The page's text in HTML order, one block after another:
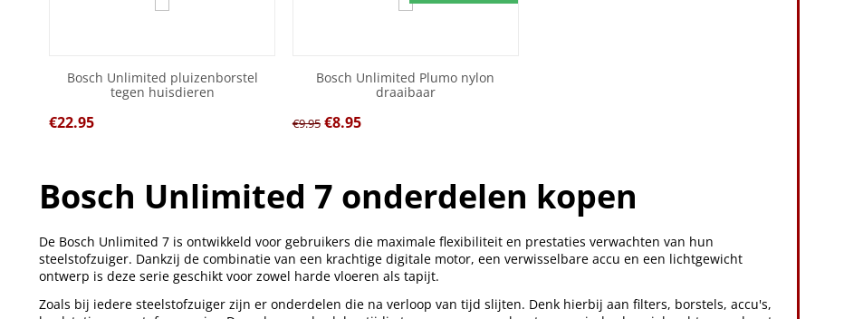
Bosch Unlimited pluizenborstel
tegen huisdieren
€22.95
Bosch Unlimited Plumo nylon
draaibaar
€9.95 €8.95
Bosch Unlimited 7 onderdelen kopen
De Bosch Unlimited 7 is ontwikkeld voor gebruikers die maximale flexibiliteit en prestaties verwachten van hun
steelstofzuiger. Dankzij de combinatie van een krachtige digitale motor, een verwisselbare accu en een lichtgewicht
ontwerp is deze serie geschikt voor zowel harde vloeren als tapijt.
Zoals bij iedere steelstofzuiger zijn er onderdelen die na verloop van tijd slijten. Denk hierbij aan filters, borstels, accu's,